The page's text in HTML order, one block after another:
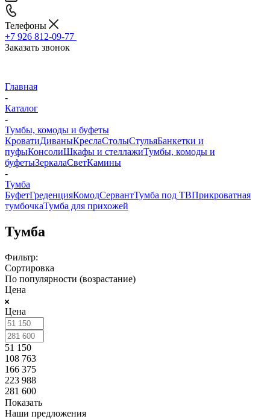
Телефоны
+7 926 812-09-77
Заказать звонок
Главная
-
Каталог
-
Тумбы, комоды и буфеты
КроватиДиваныКреслаСтолыСтульяБанкетки и
пуфыКонсолиШкафы и стеллажиТумбы, комоды и
буфетыЗеркалаСветКамины
-
Тумба
БуфетГреденцияКомодСервантТумба под ТВПрикроватная
тумбочкаТумба для прихожей
Тумба
Фильтр:
Сортировка
По популярности (возрастание)
Цена
Цена
51 150
108 763
166 375
223 988
281 600
Показать
Наши предложения